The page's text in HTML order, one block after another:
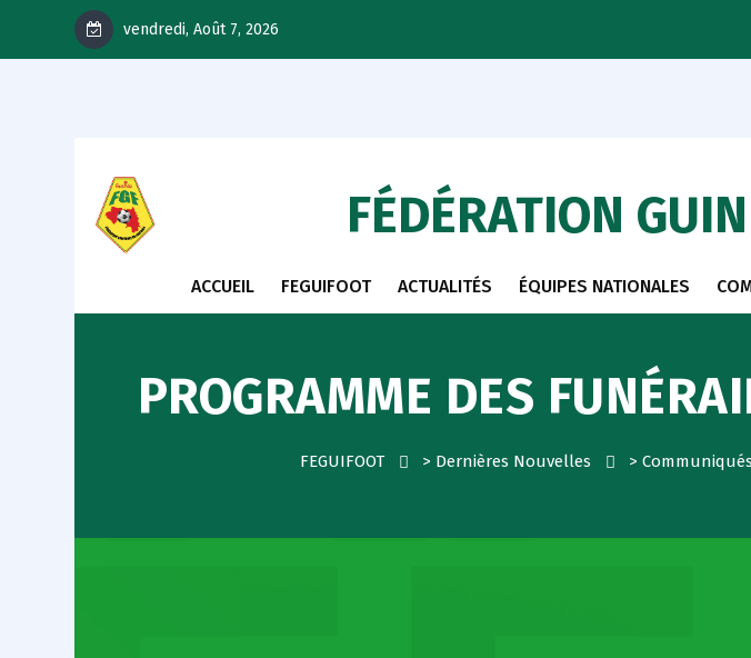
vendredi, Août 7, 2026
FÉDÉRATION
ACCUEIL FEGUIFOOT ACTUALITÉS ÉQUIPES NATIONALES
PROGRAMME DES
FEGUIFOOT > Dernières Nouvelles > Communiqués